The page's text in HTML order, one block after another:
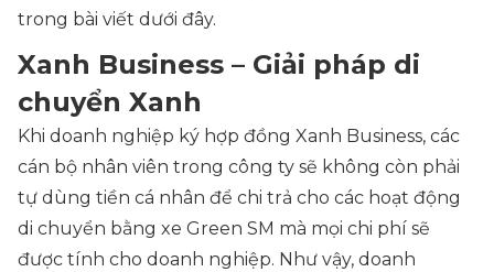
trong bài viết dưới đây.
Xanh Business – Giải pháp di
chuyển Xanh
Khi doanh nghiệp ký hợp đồng Xanh Business, các
cán bộ nhân viên trong công ty sẽ không còn phải
tự dùng tiền cá nhân để chi trả cho các hoạt động
di chuyển bằng xe Green SM mà mọi chi phí sẽ
được tính cho doanh nghiệp. Như vậy, doanh